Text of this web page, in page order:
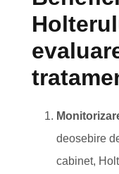
deosebire
cabinet,